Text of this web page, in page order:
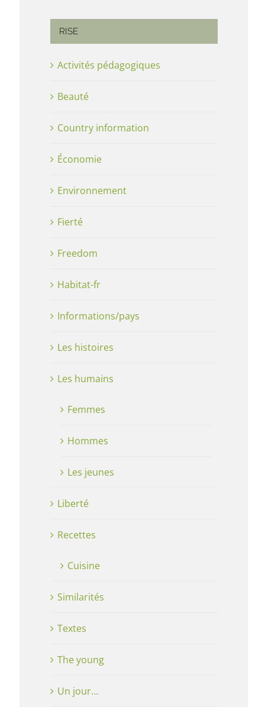
RISE
Activités pédagogiques
Beauté
Country information
Économie
Environnement
Fierté
Freedom
Habitat-fr
Informations/pays
Les histoires
Les humains
Femmes
Hommes
Les jeunes
Liberté
Recettes
Cuisine
Similarités
Textes
The young
Un jour…